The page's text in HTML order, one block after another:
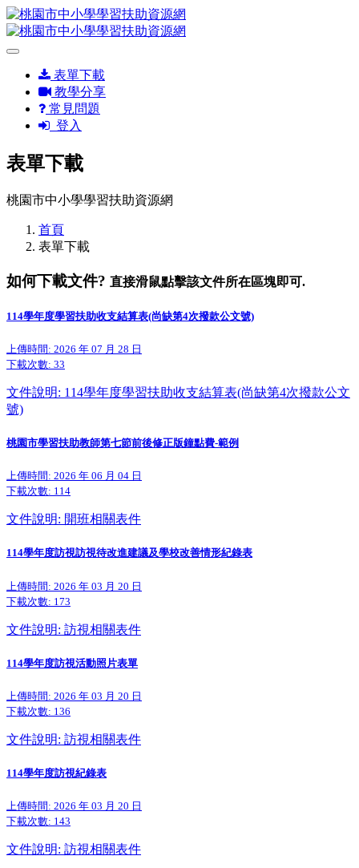
表單下載
教學分享
常見問題
登入
表單下載
桃園市中小學學習扶助資源網
首頁
表單下載
如何下載文件? 直接滑鼠點擊該文件所在區塊即可.
114學年度學習扶助收支結算表(尚缺第4次撥款公文號)
上傳時間: 2026 年 07 月 28 日
下載次數: 33
文件說明: 114學年度學習扶助收支結算表(尚缺第4次撥款公文
號)
桃園市學習扶助教師第七節前後修正版鐘點費-範例
上傳時間: 2026 年 06 月 04 日
下載次數: 114
文件說明: 開班相關表件
114學年度訪視訪視待改進建議及學校改善情形紀錄表
上傳時間: 2026 年 03 月 20 日
下載次數: 173
文件說明: 訪視相關表件
114學年度訪視活動照片表單
上傳時間: 2026 年 03 月 20 日
下載次數: 136
文件說明: 訪視相關表件
114學年度訪視紀錄表
上傳時間: 2026 年 03 月 20 日
下載次數: 143
文件說明: 訪視相關表件